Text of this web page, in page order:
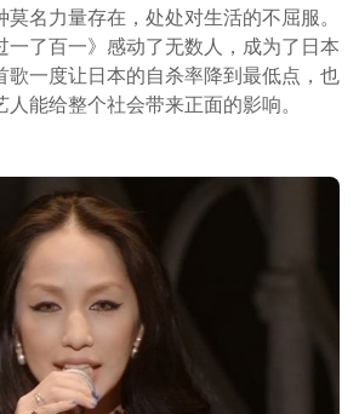
名力量存在，处处对生活的不屈服。
一了百一》感动了无数人，成为了日本
歌一度让日本的自杀率降到最低点，也
能给整个社会带来正面的影响。